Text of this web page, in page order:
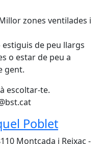
zones ventilades i
de peu llargs
o estar de peu a
gent.
escoltar-te.
Poblet
Montcada i Reixac -